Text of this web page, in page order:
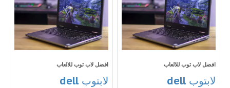
افضل لاب توب للالعاب
لابتوب dell
افضل لاب توب للالعاب
لابتوب dell